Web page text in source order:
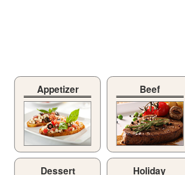
Appetizer Beef
Dessert Holiday